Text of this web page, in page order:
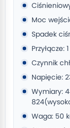
Moc
Spadek
Przyłącze:
Czynnik
Napięcie:
Wymiary:
Waga: 50